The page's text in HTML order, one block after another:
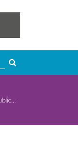
FONDEP publica compendio que reúne proyectos ganadores de la edición Bicentenario